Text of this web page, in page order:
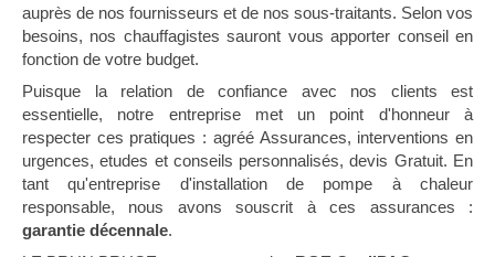
auprès de nos fournisseurs et de nos sous-traitants. Selon vos
besoins, nos chauffagistes sauront vous apporter conseil en
fonction de votre budget.
Puisque la relation de confiance avec nos clients est
essentielle, notre entreprise met un point d'honneur à
respecter ces pratiques : agréé Assurances, interventions en
urgences, etudes et conseils personnalisés, devis Gratuit. En
tant qu'entreprise d'installation de pompe à chaleur
responsable, nous avons souscrit à ces assurances :
garantie décennale.